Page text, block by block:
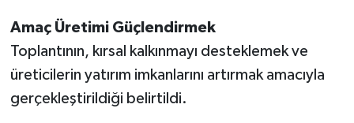
Amaç Üretimi Güçlendirmek
Toplantının, kırsal kalkınmayı desteklemek ve
üreticilerin yatırım imkanlarını artırmak amacıyla
gerçekleştirildiği belirtildi.